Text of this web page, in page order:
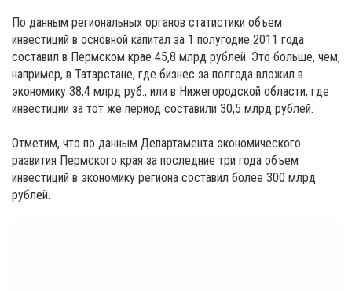
По данным региональных органов статистики объем
инвестиций в основной капитал за 1 полугодие 2011 года
составил в Пермском крае 45,8 млрд рублей. Это больше, чем,
например, в Татарстане, где бизнес за полгода вложил в
экономику 38,4 млрд руб., или в Нижегородской области, где
инвестиции за тот же период составили 30,5 млрд рублей.
Отметим, что по данным Департамента экономического
развития Пермского края за последние три года объем
инвестиций в экономику региона составил более 300 млрд
рублей.